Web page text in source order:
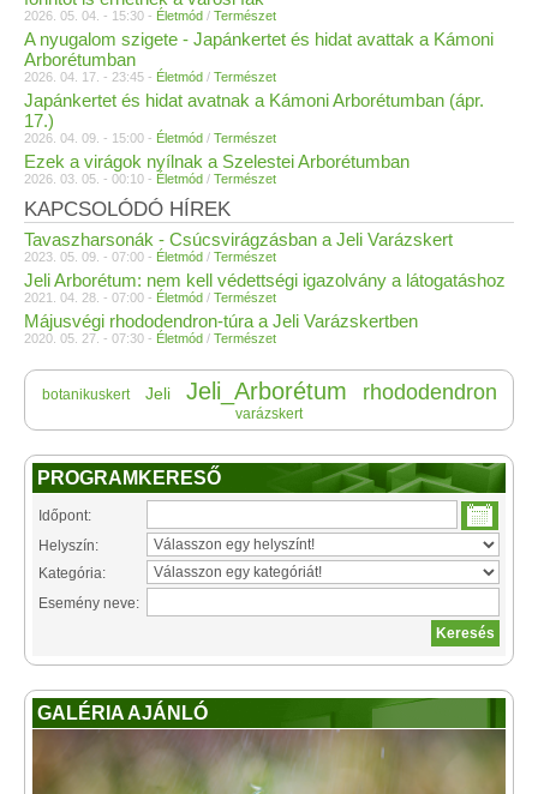
2026. 05. 04. - 15:30 - Életmód / Természet
A nyugalom szigete - Japánkertet és hidat avattak a Kámoni
Arborétumban
2026. 04. 17. - 23:45 - Életmód / Természet
Japánkertet és hidat avatnak a Kámoni Arborétumban (ápr.
17.)
2026. 04. 09. - 15:00 - Életmód / Természet
Ezek a virágok nyílnak a Szelestei Arborétumban
2026. 03. 05. - 00:10 - Életmód / Természet
KAPCSOLÓDÓ HÍREK
Tavaszharsonák - Csúcsvirágzásban a Jeli Varázskert
2023. 05. 09. - 07:00 - Életmód / Természet
Jeli Arborétum: nem kell védettségi igazolvány a látogatáshoz
2021. 04. 28. - 07:00 - Életmód / Természet
Májusvégi rhododendron-túra a Jeli Varázskertben
2020. 05. 27. - 07:30 - Életmód / Természet
botanikuskert Jeli Jeli_Arborétum rhododendron
varázskert
PROGRAMKERESŐ
Időpont:
Helyszín:
Kategória:
Esemény neve:
GALÉRIA AJÁNLÓ